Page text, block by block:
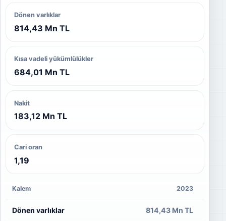
Dönen varlıklar
814,43 Mn TL
Kısa vadeli yükümlülükler
684,01 Mn TL
Nakit
183,12 Mn TL
Cari oran
1,19
Kalem 2023
Dönen varlıklar 814,43 Mn TL